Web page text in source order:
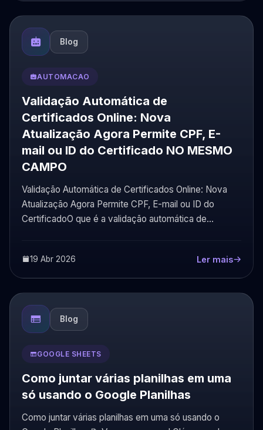
Blog
AUTOMACAO
Validação Automática de
Certificados Online: Nova
Atualização Agora Permite CPF, E-
mail ou ID do Certificado NO MESMO
CAMPO
Validação Automática de Certificados Online: Nova
Atualização Agora Permite CPF, E-mail ou ID do
CertificadoO que é a validação automática de
19 Abr 2026 Ler mais
Blog
GOOGLE SHEETS
Como juntar várias planilhas em uma
só usando o Google Planilhas
Como juntar várias planilhas em uma só usando o